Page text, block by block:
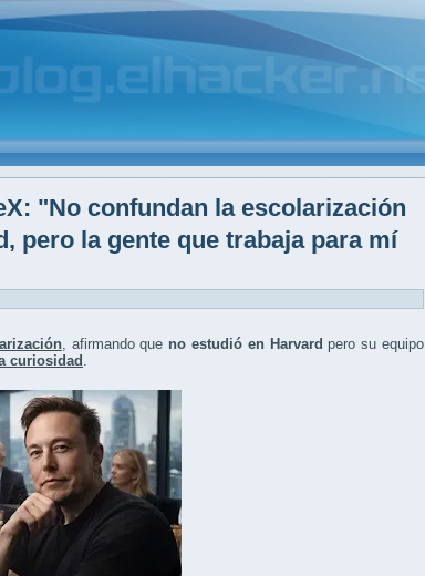
"No confundan la escolarización
pero la gente que trabaja para mí
, afirmando que no estudió en Harvard pero su equipo
curiosidad